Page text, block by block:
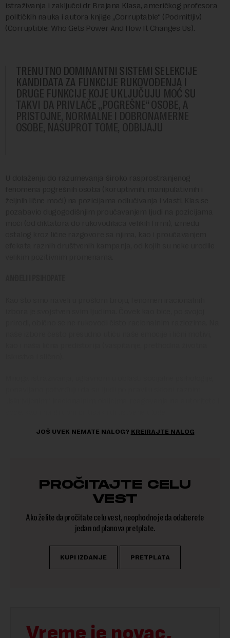
istraživanja i zaključci dr Brajana Klasa, američkog profesora
političkih nauka i autora knjige „Corruptable“ (Podmitljiv)
(Corruptible: Who Gets Power And How It Changes Us).
TRENUTNO DOMINANTNI SISTEMI SELEKCIJE
KANDIDATA ZA FUNKCIJE RUKOVOĐENJA I
DRUGE FUNKCIJE KOJE UKLJUČUJU MOĆ SU
TAKVI DA PRIVLAČE „POGREŠNE“ OSOBE, A
PRISTOJNE, NORMALNE I DOBRONAMERNE
OSOBE, NASUPROT TOME, ODBIJAJU
JOŠ UVEK NEMATE NALOG? KREIRAJTE NALOG
PROČITAJTE CELU
VEST
Ako želite da pročitate celu vest, neophodno je da odaberete
jedan od planova pretplate.
KUPI IZDANJE PRETPLATA